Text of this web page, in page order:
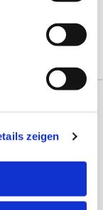
zeigen